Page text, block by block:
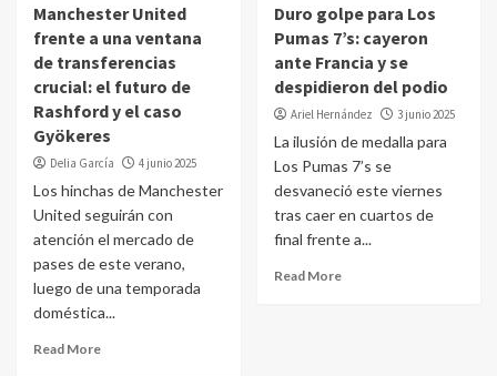
Manchester United
frente a una ventana
de transferencias
crucial: el futuro de
Rashford y el caso
Gyökeres
Delia García 4 junio 2025
Los hinchas de Manchester
United seguirán con
atención el mercado de
pases de este verano,
luego de una temporada
doméstica...
Read More
Duro golpe para Los
Pumas 7’s: cayeron
ante Francia y se
despidieron del podio
Ariel Hernández 3 junio 2025
La ilusión de medalla para
Los Pumas 7’s se
desvaneció este viernes
tras caer en cuartos de
final frente a...
Read More